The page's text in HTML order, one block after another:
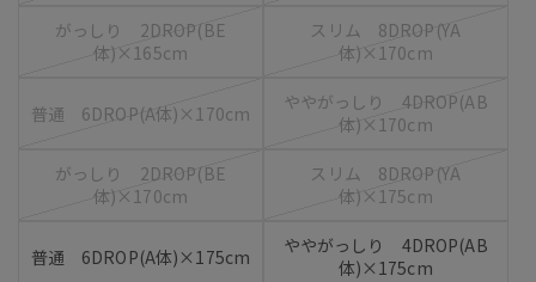
がっしり 2DROP(BE
体)×165cm
スリム 8DROP(YA
体)×170cm
普通 6DROP(A体)×170cm
ややがっしり 4DROP(AB
体)×170cm
がっしり 2DROP(BE
体)×170cm
スリム 8DROP(YA
体)×175cm
普通 6DROP(A体)×175cm
ややがっしり 4DROP(AB
体)×175cm